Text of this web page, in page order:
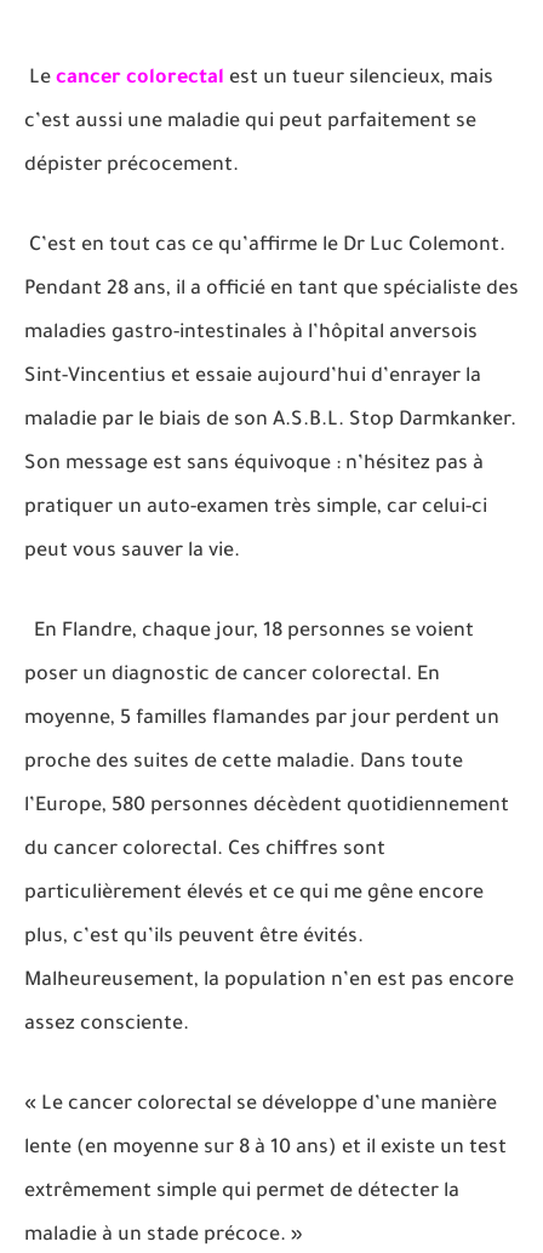
Le cancer colorectal est un tueur silencieux, mais
c’est aussi une maladie qui peut parfaitement se
dépister précocement.
C’est en tout cas ce qu’affirme le Dr Luc Colemont.
Pendant 28 ans, il a officié en tant que spécialiste des
maladies gastro-intestinales à l’hôpital anversois
Sint-Vincentius et essaie aujourd’hui d’enrayer la
maladie par le biais de son A.S.B.L. Stop Darmkanker.
Son message est sans équivoque : n’hésitez pas à
pratiquer un auto-examen très simple, car celui-ci
peut vous sauver la vie.
En Flandre, chaque jour, 18 personnes se voient
poser un diagnostic de cancer colorectal. En
moyenne, 5 familles flamandes par jour perdent un
proche des suites de cette maladie. Dans toute
l’Europe, 580 personnes décèdent quotidiennement
du cancer colorectal. Ces chiffres sont
particulièrement élevés et ce qui me gêne encore
plus, c’est qu’ils peuvent être évités.
Malheureusement, la population n’en est pas encore
assez consciente.
« Le cancer colorectal se développe d’une manière
lente (en moyenne sur 8 à 10 ans) et il existe un test
extrêmement simple qui permet de détecter la
maladie à un stade précoce. »